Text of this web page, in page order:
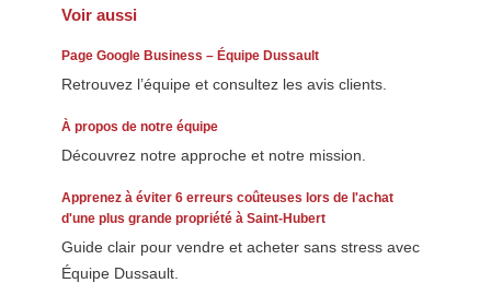
Voir aussi
Page Google Business – Équipe Dussault
Retrouvez l’équipe et consultez les avis clients.
À propos de notre équipe
Découvrez notre approche et notre mission.
Apprenez à éviter 6 erreurs coûteuses lors de l'achat
d'une plus grande propriété à Saint-Hubert
Guide clair pour vendre et acheter sans stress avec
Équipe Dussault.